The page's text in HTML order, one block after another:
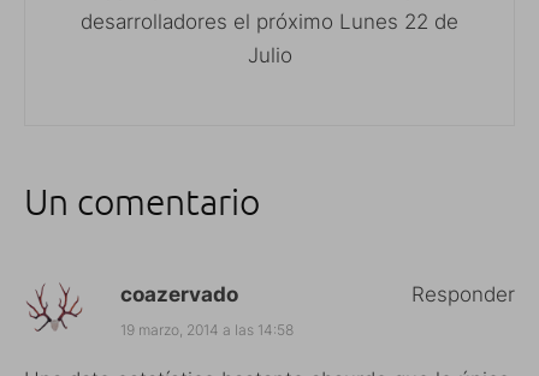
desarrolladores el próximo Lunes 22 de
Julio
Un comentario
coazervado
19 marzo, 2014 a las 14:58
Responder